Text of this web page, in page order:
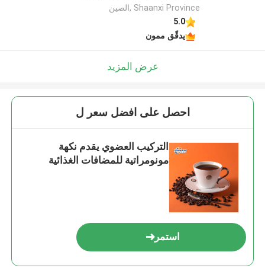
Shaanxi Province ,الصين
5.0
يدقّق ممون
عرض المزيد
احصل على افضل سعر ل
التركيب العضوي يقدم نكهة
مونومراتية للمضافات الغذائية
استمر